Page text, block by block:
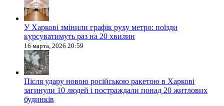
У Харкові змінили графік руху метро: поїзди
курсуватимуть раз на 20 хвилин
16 марта, 2026 20:59
Після удару новою російською ракетою в Харкові
загинули 10 людей і постраждали понад 20 житлових
будинків